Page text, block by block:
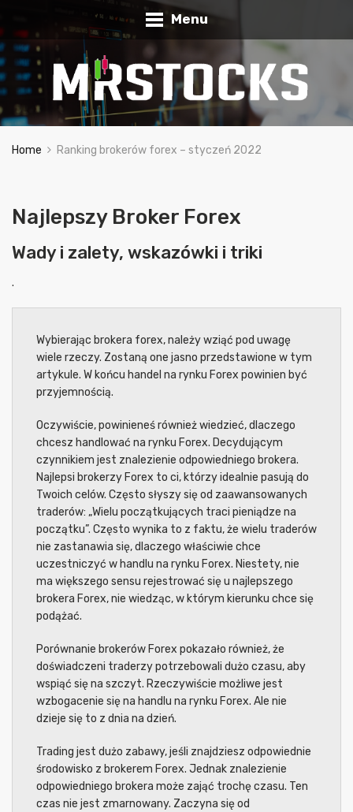
Menu
Home Ranking brokerów forex – styczeń 2022
Najlepszy Broker Forex
Wady i zalety, wskazówki i triki
.
Wybierając brokera forex, należy wziąć pod uwagę
wiele rzeczy. Zostaną one jasno przedstawione w tym
artykule. W końcu handel na rynku Forex powinien być
przyjemnością.
Oczywiście, powinieneś również wiedzieć, dlaczego
chcesz handlować na rynku Forex. Decydującym
czynnikiem jest znalezienie odpowiedniego brokera.
Najlepsi brokerzy Forex to ci, którzy idealnie pasują do
Twoich celów. Często słyszy się od zaawansowanych
traderów: „Wielu początkujących traci pieniądze na
początku”. Często wynika to z faktu, że wielu traderów
nie zastanawia się, dlaczego właściwie chce
uczestniczyć w handlu na rynku Forex. Niestety, nie
ma większego sensu rejestrować się u najlepszego
brokera Forex, nie wiedząc, w którym kierunku chce się
podążać.
Porównanie brokerów Forex pokazało również, że
doświadczeni traderzy potrzebowali dużo czasu, aby
wspiąć się na szczyt. Rzeczywiście możliwe jest
wzbogacenie się na handlu na rynku Forex. Ale nie
dzieje się to z dnia na dzień.
Trading jest dużo zabawy, jeśli znajdziesz odpowiednie
środowisko z brokerem Forex. Jednak znalezienie
odpowiedniego brokera może zająć trochę czasu. Ten
czas nie jest zmarnowany. Zaczyna się od